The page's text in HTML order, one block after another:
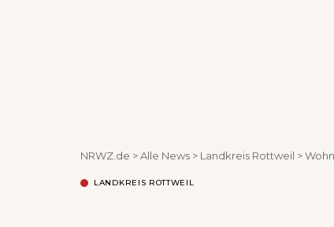
NRWZ.de >Alle News > Landkreis Rottweil >
LANDKREIS ROTTWEIL